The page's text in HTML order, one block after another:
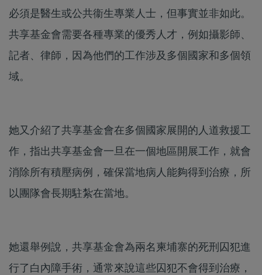
必須是醫生或公共衞生專業人士，但事實並非如此。
共享基金會需要各種專業的優秀人才，例如攝影師、
記者、律師，因為他們的工作涉及多個國家和多個領
域。
她又介紹了共享基金會在多個國家展開的人道救援工
作，指出共享基金會一旦在一個地區開展工作，就會
消除所有積壓病例，確保當地病人能夠得到治療，所
以團隊會長期駐紮在當地。
她還舉例說，共享基金會為兩名柬埔寨的死刑囚犯進
行了白內障手術，通常來說這些囚犯不會得到治療，